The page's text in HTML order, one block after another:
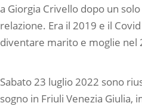
a Giorgia Crivello dopo un
relazione. Era il 2019 e il
diventare marito e moglie nel
Sabato 23 luglio 2022 sono
sogno in Friuli Venezia Giulia,